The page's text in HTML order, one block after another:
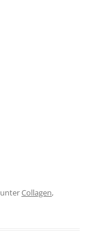
unterCollagen,